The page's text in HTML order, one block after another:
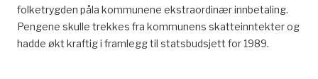
folketrygden påla kommunene ekstraordinær innbetaling.
Pengene skulle trekkes fra kommunens skatteinntekter og
hadde økt kraftig i framlegg til statsbudsjett for 1989.